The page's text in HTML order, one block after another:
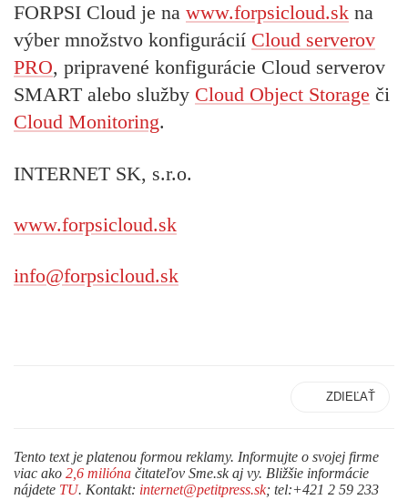
FORPSI Cloud je na www.forpsicloud.sk na
výber množstvo konfigurácií Cloud serverov
PRO, pripravené konfigurácie Cloud serverov
SMART alebo služby Cloud Object Storage či
Cloud Monitoring.
INTERNET SK, s.r.o.
www.forpsicloud.sk
info@forpsicloud.sk
ZDIEĽAŤ
Tento text je platenou formou reklamy. Informujte o svojej firme
viac ako 2,6 milióna čitateľov Sme.sk aj vy. Bližšie informácie
nájdete TU. Kontakt: internet@petitpress.sk; tel:+421 2 59 233